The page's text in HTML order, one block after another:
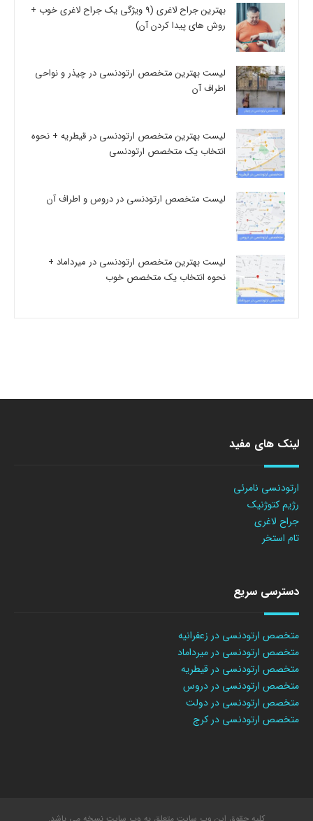
بهترین جراح لاغری (9 ویژگی یک جراح لاغری خوب +
روش های پیدا کردن آن)
لیست بهترین متخصص ارتودنسی در چیذر و نواحی
اطراف آن
لیست بهترین متخصص ارتودنسی در قیطریه + نحوه
انتخاب یک متخصص ارتودنسی
لیست متخصص ارتودنسی در دروس و اطراف آن
لیست بهترین متخصص ارتودنسی در میرداماد +
نحوه انتخاب یک متخصص خوب
لینک های مفید
ارتودنسی نامرئی
رژیم کتوژنیک
جراح لاغری
تام استخر
دسترسی سریع
متخصص ارتودنسی در زعفرانیه
متخصص ارتودنسی در میرداماد
متخصص ارتودنسی در قیطریه
متخصص ارتودنسی در دروس
متخصص ارتودنسی در دولت
متخصص ارتودنسی در کرج